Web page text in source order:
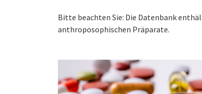
Bitte beachten Sie: Die Datenbank
anthroposophischen Präparate.